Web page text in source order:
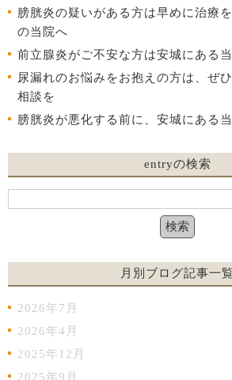
膀胱炎の疑いがある方は早めに治療
の当院へ
前立腺炎がご不安な方は安城にある
尿漏れのお悩みをお抱えの方は、ぜ
相談を
膀胱炎が悪化する前に、安城にある
entryの検索
月別ブログ記事一覧
2026年7月
2026年4月
2025年12月
2025年9月